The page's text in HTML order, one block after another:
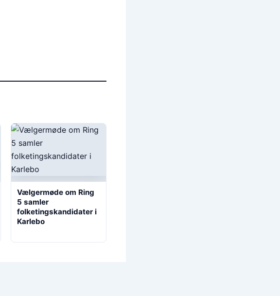
Vælgermøde om Ring
5 samler
folketingskandidater i
Karlebo